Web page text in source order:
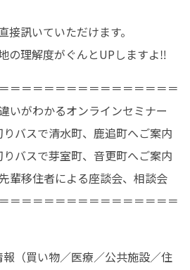
訊いていただけます。
の理解度がぐんとUPしますよ‼️
＝＝＝＝＝＝＝＝＝＝＝＝＝＝＝
いがわかるオンラインセミナー
バスで清水町、鹿追町へご案内
バスで芽室町、音更町へご案内
輩移住者による座談会、相談会
＝＝＝＝＝＝＝＝＝＝＝＝＝＝＝
（買い物／医療／公共施設／住